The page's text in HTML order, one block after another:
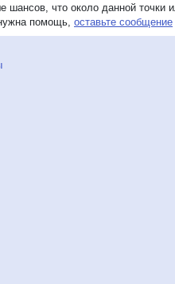
что около данной точки
помощь, оставьте сообщение